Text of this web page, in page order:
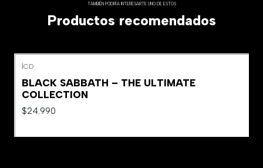
TAMBIÉN PODRÍA INTERESARTE UNO DE ESTOS
Productos recomendados
CD
BLACK SABBATH – THE ULTIMATE
COLLECTION
$24.990